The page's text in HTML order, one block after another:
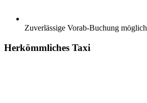
Zuverlässige Vorab-Buchung möglich
Herkömmliches Taxi